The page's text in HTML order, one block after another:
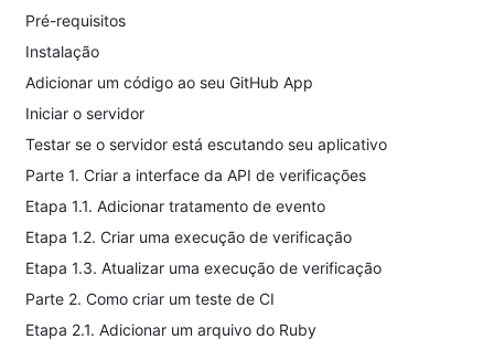
Pré-requisitos
Instalação
Adicionar um código ao seu GitHub App
Iniciar o servidor
Testar se o servidor está escutando seu aplicativo
Parte 1. Criar a interface da API de verificações
Etapa 1.1. Adicionar tratamento de evento
Etapa 1.2. Criar uma execução de verificação
Etapa 1.3. Atualizar uma execução de verificação
Parte 2. Como criar um teste de CI
Etapa 2.1. Adicionar um arquivo do Ruby